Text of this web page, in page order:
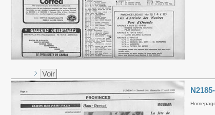
Voir